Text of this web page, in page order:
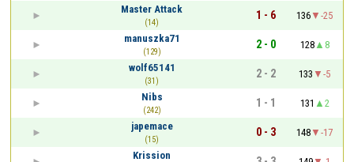
Master Attack
(14)
1 - 6 136
-25
manuszka71
(129)
2 - 0 128
8
wolf65141
(31)
2 - 2 133
-5
Nibs
(242)
1 - 1 131
2
japemace
(15)
0 - 3 148
-17
Krission